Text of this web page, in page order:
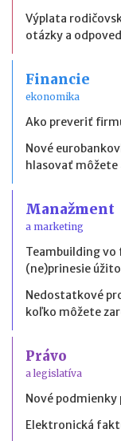
Výplata
otázky a
Financie
ekonomika
Ako preveriť
Nové
hlasovať môžete
Manažment
a marketing
Teambuilding vo
(ne)prinesie
Nedostatkové
koľko môžete
Právo
a legislatíva
Nové podmienky
Elektronická